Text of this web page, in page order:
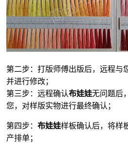
第二步：打版师傅出版后，远程与
并进行修改；
第三步：远程确认布娃娃无问题后
您，对样版实物进行最终确认；
第四步：布娃娃样板确认后，将样
产排单；